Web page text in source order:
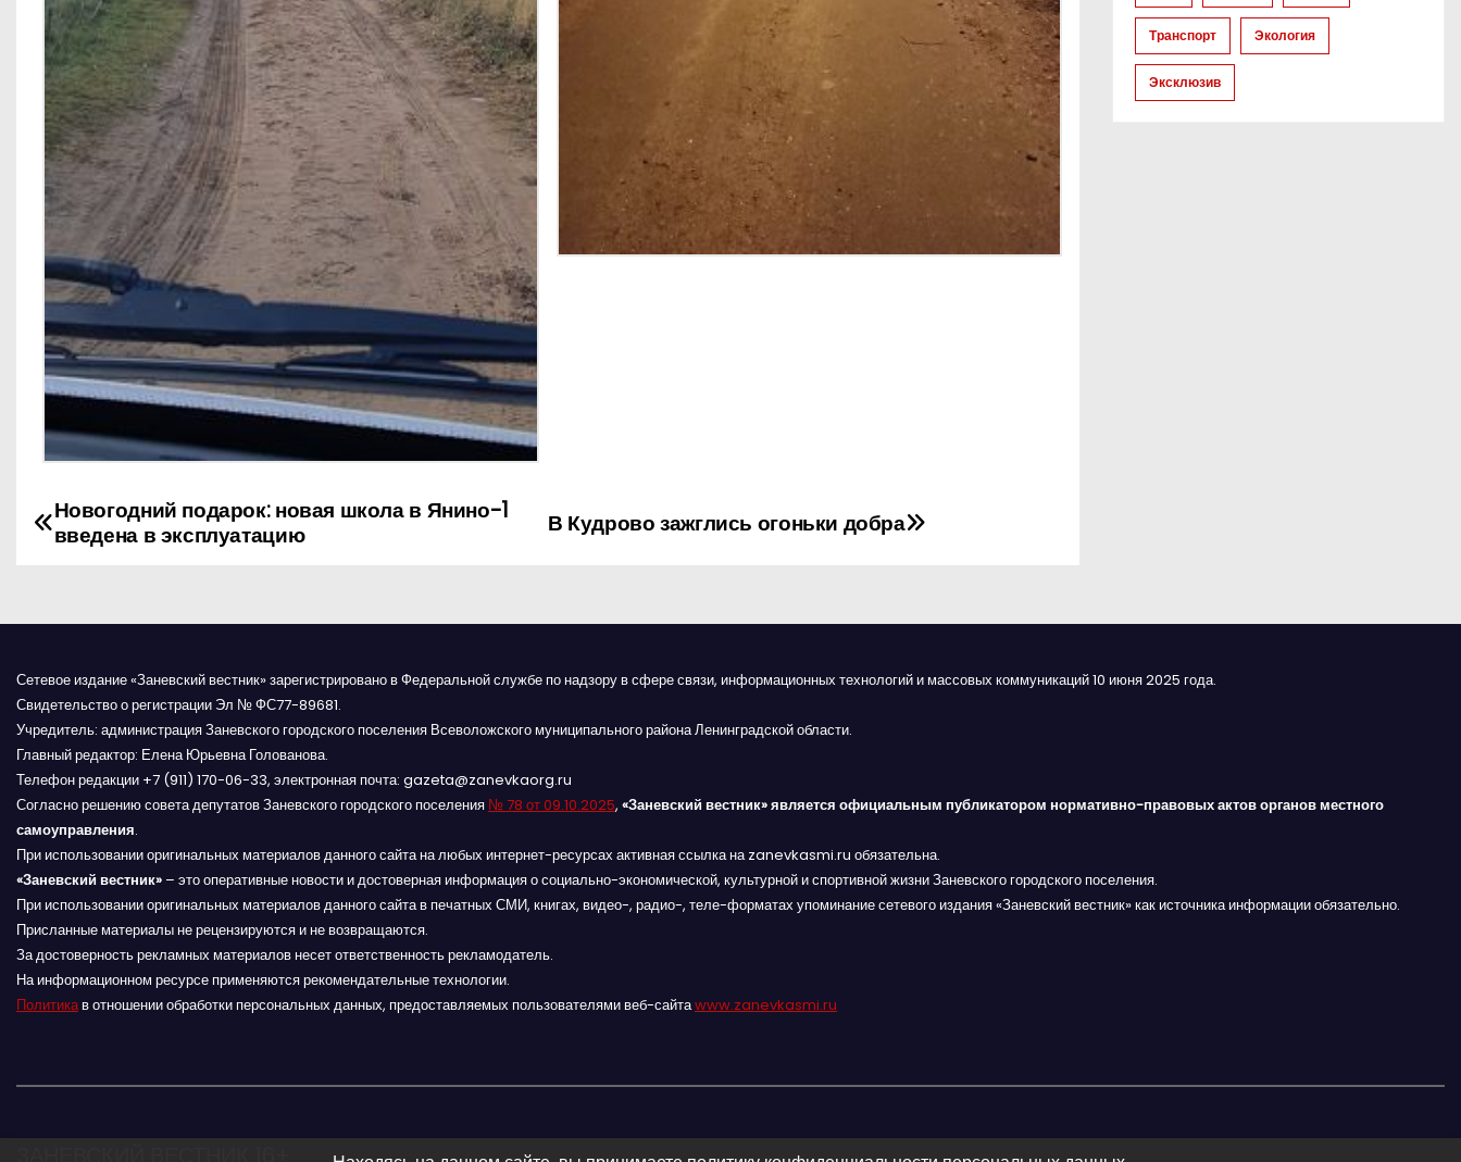
Н
г
а
ц
и
я
п
о
з
В Кудрово зажглись огоньки добра
Новогодний подарок: новая школа в Янино-1
введена в эксплуатацию
Транспорт Экология
Эксклюзив
Сетевое издание «Заневский вестник» зарегистрировано в Федеральной службе по надзору в сфере связи, информационных технологий и массовых коммуникаций 10 июня 2025 года.
Свидетельство о регистрации Эл № ФС77-89681.
Учредитель: администрация Заневского городского поселения Всеволожского муниципального района Ленинградской области.
Главный редактор: Елена Юрьевна Голованова.
Телефон редакции +7 (911) 170-06-33, электронная почта: gazeta@zanevkaorg.ru
Согласно решению совета депутатов Заневского городского поселения № 78 от 09.10.2025, «Заневский вестник» является официальным публикатором нормативно-правовых актов органов местного
самоуправления.
При использовании оригинальных материалов данного сайта на любых интернет-ресурсах активная ссылка на zanevkasmi.ru обязательна.
«Заневский вестник» – это оперативные новости и достоверная информация о социально-экономической, культурной и спортивной жизни Заневского городского поселения.
При использовании оригинальных материалов данного сайта в печатных СМИ, книгах, видео-, радио-, теле-форматах упоминание сетевого издания «Заневский вестник» как источника информации обязательно.
Присланные материалы не рецензируются и не возвращаются.
За достоверность рекламных материалов несет ответственность рекламодатель.
На информационном ресурсе применяются рекомендательные технологии.
Политикав отношении обработки персональных данных, предоставляемых пользователями веб-сайтаwww.zanevkasmi.ru